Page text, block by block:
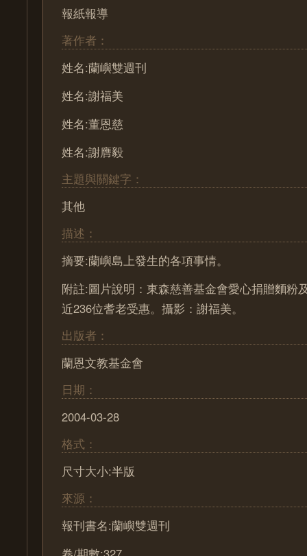
報紙報導
著作者：
姓名:蘭嶼雙週刊
姓名:謝福美
姓名:董恩慈
姓名:謝膺毅
主題與關鍵字：
其他
描述：
摘要:蘭嶼島上發生的各項事情。
附註:圖片說明：東森慈善基金會愛心捐贈麵粉
近236位耆老受惠。攝影：謝福美。
出版者：
蘭恩文教基金會
日期：
2004-03-28
格式：
尺寸大小:半版
來源：
報刊書名:蘭嶼雙週刊